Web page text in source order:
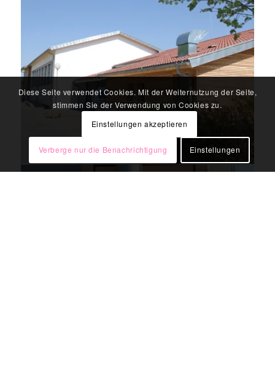
Diese Seite verwendet Cookies. Mit der Weiternutzung der Seite,
stimmen Sie der Verwendung von Cookies zu.
Einstellungen akzeptieren
Verberge nur die Benachrichtigung Einstellungen